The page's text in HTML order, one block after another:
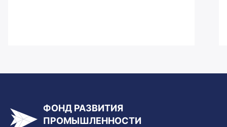
ФОНД РАЗВИТИЯ
ПРОМЫШЛЕННОСТИ